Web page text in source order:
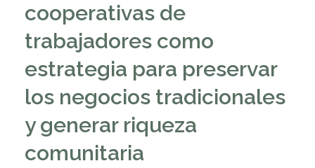
cooperativas de
trabajadores como
estrategia para preservar
los negocios tradicionales
y generar riqueza
comunitaria